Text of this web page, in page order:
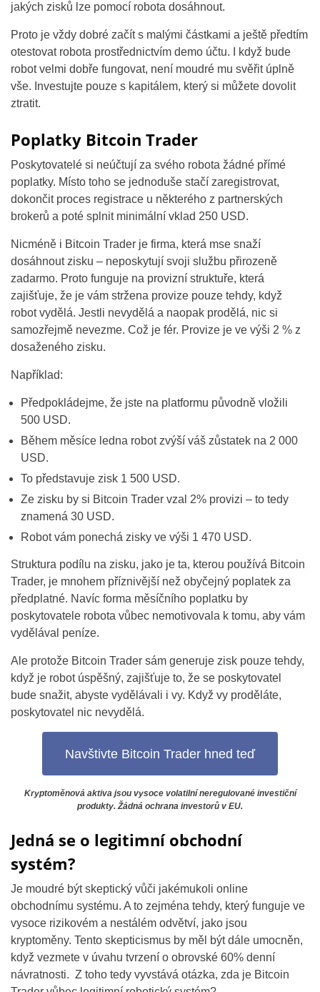
jakých zisků lze pomocí robota dosáhnout.
Proto je vždy dobré začít s malými částkami a ještě předtím
otestovat robota prostřednictvím demo účtu. I když bude
robot velmi dobře fungovat, není moudré mu svěřit úplně
vše. Investujte pouze s kapitálem, který si můžete dovolit
ztratit.
Poplatky Bitcoin Trader
Poskytovatelé si neúčtují za svého robota žádné přímé
poplatky. Místo toho se jednoduše stačí zaregistrovat,
dokončit proces registrace u některého z partnerských
brokerů a poté splnit minimální vklad 250 USD.
Nicméně i Bitcoin Trader je firma, která mse snaží
dosáhnout zisku – neposkytují svoji službu přirozeně
zadarmo. Proto funguje na provizní struktuře, která
zajišťuje, že je vám stržena provize pouze tehdy, když
robot vydělá. Jestli nevydělá a naopak prodělá, nic si
samozřejmě nevezme. Což je fér. Provize je ve výši 2 % z
dosaženého zisku.
Například:
Předpokládejme, že jste na platformu původně vložili
500 USD.
Během měsíce ledna robot zvýší váš zůstatek na 2 000
USD.
To představuje zisk 1 500 USD.
Ze zisku by si Bitcoin Trader vzal 2% provizi – to tedy
znamená 30 USD.
Robot vám ponechá zisky ve výši 1 470 USD.
Struktura podílu na zisku, jako je ta, kterou používá Bitcoin
Trader, je mnohem příznivější než obyčejný poplatek za
předplatné. Navíc forma měsíčního poplatku by
poskytovatele robota vůbec nemotivovala k tomu, aby vám
vydělával peníze.
Ale protože Bitcoin Trader sám generuje zisk pouze tehdy,
když je robot úspěšný, zajišťuje to, že se poskytovatel
bude snažit, abyste vydělávali i vy. Když vy proděláte,
poskytovatel nic nevydělá.
Navštivte Bitcoin Trader hned teď
Kryptoměnová aktiva jsou vysoce volatilní neregulované investiční
produkty. Žádná ochrana investorů v EU.
Jedná se o legitimní obchodní
systém?
Je moudré být skeptický vůči jakémukoli online
obchodnímu systému. A to zejména tehdy, který funguje ve
vysoce rizikovém a nestálém odvětví, jako jsou
kryptoměny. Tento skepticismus by měl být dále umocněn,
když vezmete v úvahu tvrzení o obrovské 60% denní
návratnosti. Z toho tedy vyvstává otázka, zda je Bitcoin